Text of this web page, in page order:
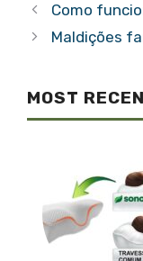
Como
Maldições
MOST